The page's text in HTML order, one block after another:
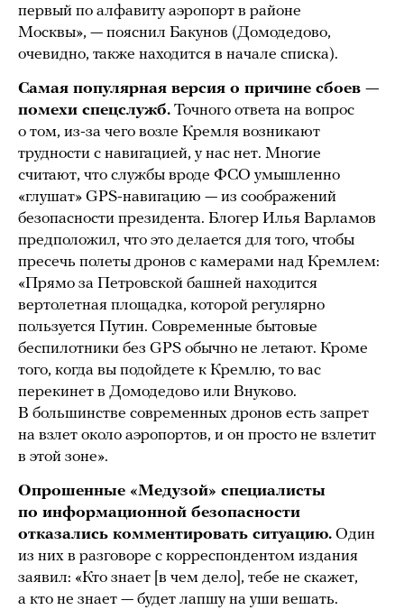
первый по алфавиту аэропорт в районе
Москвы», — пояснил Бакунов (Домодедово,
очевидно, также находится в начале списка).
Самая популярная версия о причине сбоев —
помехи спецслужб. Точного ответа на вопрос
о том, из-за чего возле Кремля возникают
трудности с навигацией, у нас нет. Многие
считают, что службы вроде ФСО умышленно
«глушат» GPS-навигацию — из соображений
безопасности президента. Блогер Илья Варламов
предположил, что это делается для того, чтобы
пресечь полеты дронов с камерами над Кремлем:
«Прямо за Петровской башней находится
вертолетная площадка, которой регулярно
пользуется Путин. Современные бытовые
беспилотники без GPS обычно не летают. Кроме
того, когда вы подойдете к Кремлю, то вас
перекинет в Домодедово или Внуково.
В большинстве современных дронов есть запрет
на взлет около аэропортов, и он просто не взлетит
в этой зоне».
Опрошенные «Медузой» специалисты
по информационной безопасности
отказались комментировать ситуацию. Один
из них в разговоре с корреспондентом издания
заявил: «Кто знает [в чем дело], тебе не скажет,
а кто не знает — будет лапшу на уши вешать.